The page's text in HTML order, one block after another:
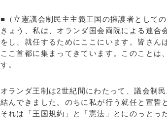
■（立憲議会制民主主義王国の擁護者としての
きょう、私は、オランダ国会両院による連合
をし、就任するためにここにいます。皆さん
ここ首都に集まってきています。このことは
す。
オランダ王制は2世紀間にわたって、議会制
結んできました。のちに私が行う就任と宣誓
それは「王国規約」と「憲法」とにのっとっ